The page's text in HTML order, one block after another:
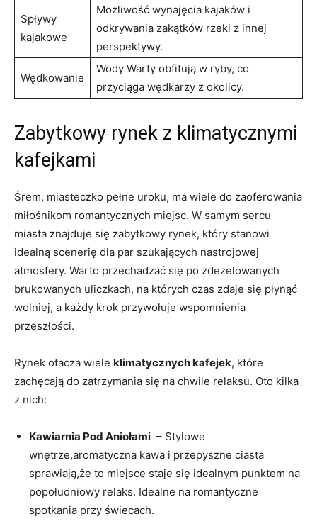
Spływy
kajakowe
Możliwość wynajęcia kajaków i
odkrywania zakątków rzeki z innej
perspektywy.
Wędkowanie
Wody Warty obfitują w ryby, co
przyciąga wędkarzy z okolicy.
Zabytkowy rynek z klimatycznymi
kafejkami
Śrem, miasteczko pełne uroku, ma wiele do zaoferowania
miłośnikom romantycznych miejsc. W samym sercu
miasta znajduje się zabytkowy rynek, który ⁢stanowi
idealną scenerię dla par szukających nastrojowej
atmosfery. Warto przechadzać się po zdezelowanych
brukowanych uliczkach, na których czas zdaje się płynąć
wolniej, a każdy krok przywołuje wspomnienia
przeszłości.
Rynek otacza wiele klimatycznych kafejek, które
zachęcają do zatrzymania ⁣się na chwile⁣ relaksu. Oto kilka⁤
z nich:
Kawiarnia ‌Pod Aniołami ​ – Stylowe
wnętrze,aromatyczna kawa i przepyszne ciasta
sprawiają,że to ⁢miejsce staje się idealnym punktem​ na
popołudniowy relaks. Idealne na romantyczne
spotkania przy świecach.